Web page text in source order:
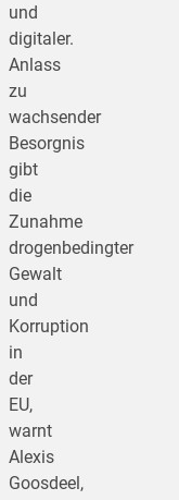
und
digitaler.
Anlass
zu
wachsender
Besorgnis
gibt
die
Zunahme
drogenbedingter
Gewalt
und
Korruption
in
der
EU,
warnt
Alexis
Goosdeel,